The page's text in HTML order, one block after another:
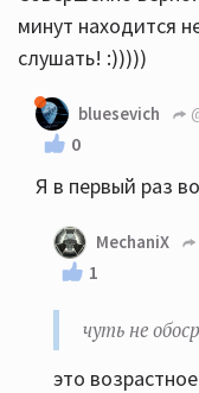
минут находится
слушать! :)))))
bluesevich
0
Я в первый раз
MechaniX
1
чуть не
этo